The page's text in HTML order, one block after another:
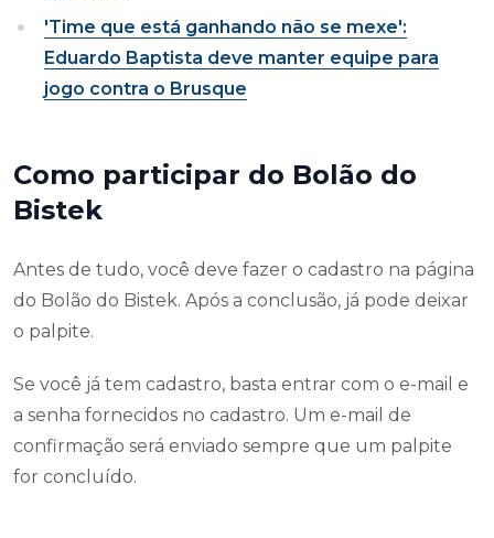
'Time que está ganhando não se mexe':
Eduardo Baptista deve manter equipe para
jogo contra o Brusque
Como participar do Bolão do
Bistek
Antes de tudo, você deve fazer o cadastro na página
do Bolão do Bistek. Após a conclusão, já pode deixar
o palpite.
Se você já tem cadastro, basta entrar com o e-mail e
a senha fornecidos no cadastro. Um e-mail de
confirmação será enviado sempre que um palpite
for concluído.